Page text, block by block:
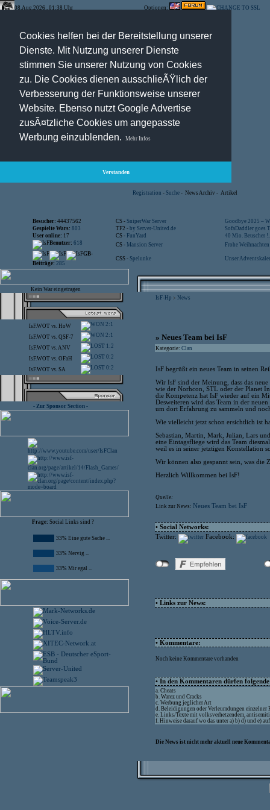
Cookies helfen bei der Bereitstellung unserer
Dienste. Mit Nutzung unserer Dienste
stimmen Sie unserer Nutzung von Cookies
zu. Die Cookies dienen ausschlieÃŸlich der
Verbesserung der Funktionsweise unserer
Website. Ebenso nutzt Google Advertise
zusÃ¤tzliche Cookies um angepasste
Werbung einzublenden.
Mehr Infos
Verstanden
08.Aug.2026 , 01:38 Uhr Optionen:
Registration - Suche - News Archiv - Artikel
Besucher: 44437562 CS - SniperWar Server
Goodbye 2025 –
Gespielte Wars: 803 TF2 - by Server-United.de
SofaDaddler goes
User online: 17 CS - FunYard
40 Mio. Beuscher
Benutzer: 618 CS - Mansion Server
Frohe
GB-
Beiträge: 285
CSS - Spelunke Unser
Kein War eingetragen
IsF.WOT vs. HoW 2:1
IsF.WOT vs. QSF-7 2:1
IsF.WOT vs.ANV 1:2
IsF.WOT vs. OFaH 0:2
IsF.WOT vs. SA 0:2
- Zur Sponsor Section -
Frage: Social Links sind ?
33% Eine gute Sache ...
33% Nervig ...
33% Mir egal ...
IsF-Hp > News
» Neues Team bei IsF
Kategorie: Clan
IsF begrüßt ein neues Team in seinen
Wir IsF sind der Meinung, dass das
wie der Norhcon, STL oder der Planet
die Kompetenz hat IsF wieder auf ein
Desweiteren wird das Team in der
um dort Erfahrung zu sammeln und
Wie vielleicht jetzt schon ersichtlich ist
Sebastian, Martin, Mark, Julian, Lars
eine Eintagsfliege wird das Team
weil es in seiner jetztigen Konstellation
Wir können also gespannt sein, was
Herzlich Willkommen bei IsF!
Quelle:
Link zur News: Neues Team bei IsF
• Social Networks:
Twitter:
Facebook:
• Links zur News:
• Kommentare:
Noch keine Kommentare vorhanden
• In den Kommentaren dürfen
a. Cheats
b. Warez und Cracks
c. Werbung jeglicher Art
d. Beleidigungen oder Verleumdungen einzelner
e. Links/Texte mit volksverhetzendem,
f. Hinweise darauf wo das unter a) b) d) und e)
Die News ist nicht mehr aktuell neue